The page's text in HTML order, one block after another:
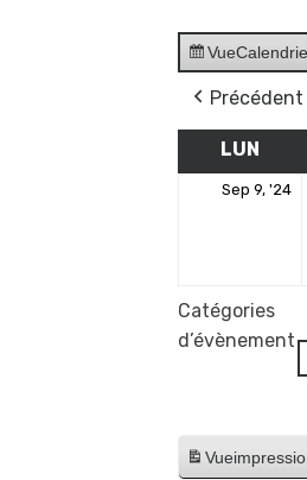
Vue
Précédent
LUN
Sep 9, '24
Catégories
d’évènement
Vue